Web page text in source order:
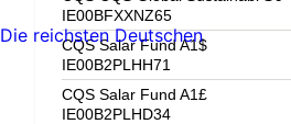
IE00BFXXNZ65
CQS Salar Fund A1$
IE00B2PLHH71
CQS Salar Fund A1£
IE00B2PLHD34
Die reichsten Deutschen